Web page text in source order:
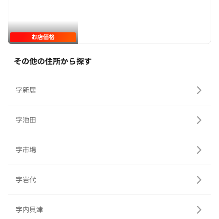
お店価格
その他の住所から探す
字新居
字池田
字市場
字岩代
字内貝津